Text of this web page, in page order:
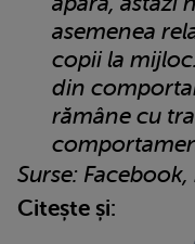
asemenea
copii la
din
rămâne cu
Surse:
Citește și: